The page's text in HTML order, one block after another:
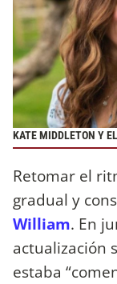
KATE MIDDLETON Y
Retomar el
gradual y
William. En
actualización
estaba